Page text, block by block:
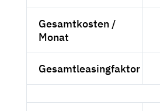
Gesamtkosten /
Monat
Gesamtleasingfaktor